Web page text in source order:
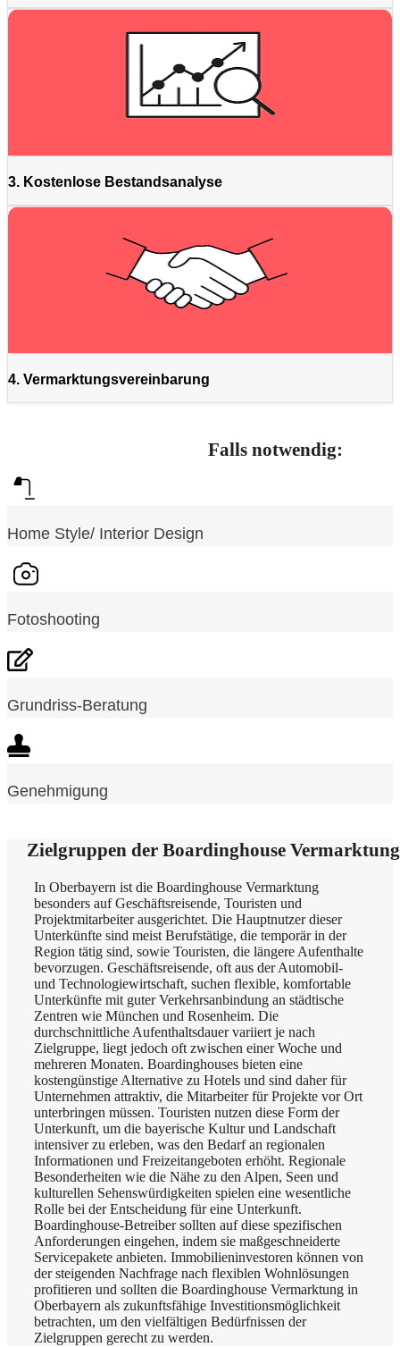
3. Kostenlose Bestandsanalyse
4. Vermarktungsvereinbarung
Falls notwendig:
Home Style/ Interior Design
Fotoshooting
Grundriss-Beratung
Genehmigung
Zielgruppen der Boardinghouse
In Oberbayern ist die Boardinghouse Vermarktung
besonders auf Geschäftsreisende, Touristen und
Projektmitarbeiter ausgerichtet. Die Hauptnutzer dieser
Unterkünfte sind meist Berufstätige, die temporär in der
Region tätig sind, sowie Touristen, die längere Aufenthalte
bevorzugen. Geschäftsreisende, oft aus der Automobil-
und Technologiewirtschaft, suchen flexible, komfortable
Unterkünfte mit guter Verkehrsanbindung an städtische
Zentren wie München und Rosenheim. Die
durchschnittliche Aufenthaltsdauer variiert je nach
Zielgruppe, liegt jedoch oft zwischen einer Woche und
mehreren Monaten. Boardinghouses bieten eine
kostengünstige Alternative zu Hotels und sind daher für
Unternehmen attraktiv, die Mitarbeiter für Projekte vor Ort
unterbringen müssen. Touristen nutzen diese Form der
Unterkunft, um die bayerische Kultur und Landschaft
intensiver zu erleben, was den Bedarf an regionalen
Informationen und Freizeitangeboten erhöht. Regionale
Besonderheiten wie die Nähe zu den Alpen, Seen und
kulturellen Sehenswürdigkeiten spielen eine wesentliche
Rolle bei der Entscheidung für eine Unterkunft.
Boardinghouse-Betreiber sollten auf diese spezifischen
Anforderungen eingehen, indem sie maßgeschneiderte
Servicepakete anbieten. Immobilieninvestoren können von
der steigenden Nachfrage nach flexiblen Wohnlösungen
profitieren und sollten die Boardinghouse Vermarktung in
Oberbayern als zukunftsfähige Investitionsmöglichkeit
betrachten, um den vielfältigen Bedürfnissen der
Zielgruppen gerecht zu werden.